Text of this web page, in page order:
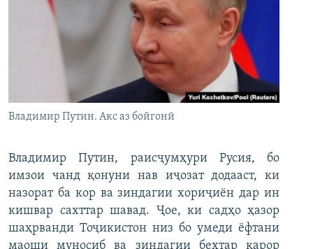
Владимир Путин. Акс аз бойгонӣ
Владимир Путин, раисҷумҳури Русия, бо
имзои чанд қонуни нав иҷозат додааст, ки
назорат ба кор ва зиндагии хориҷиён дар ин
кишвар сахттар шавад. Ҷое, ки садҳо ҳазор
шаҳрванди Тоҷикистон низ бо умеди ёфтани
маоши муносиб ва зиндагии беҳтар қарор